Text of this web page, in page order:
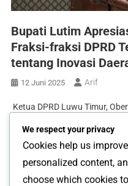
Bupati Lutim
Fraksi-fraksi DPRD
tentang Inovasi
12 Juni 2025 Arif
Ketua DPRD Luwu Timur,
fraksi terhadap lima
Kamis 12 Juni 2025. Bupati
menyampaikan apresiasi
dukungan oleh seluruh fraksi-
We respect your privacy
Cookies help us
personalized content,
choose which cookies